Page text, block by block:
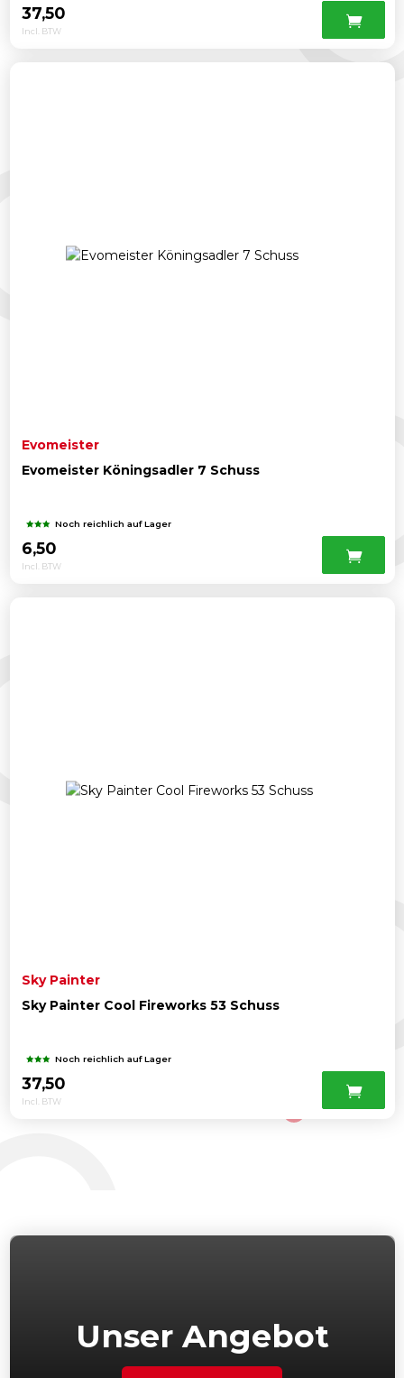
37,50
Incl. BTW
Evomeister
Evomeister Köningsadler 7 Schuss
Noch reichlich auf Lager
6,50
Incl. BTW
Sky Painter
Sky Painter Cool Fireworks 53 Schuss
Noch reichlich auf Lager
37,50
Incl. BTW
Unser Angebot